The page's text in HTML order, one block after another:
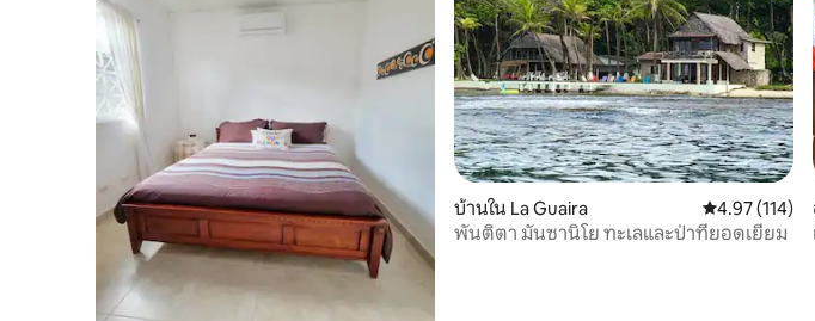
บ้านใน La Guaira คะแนนเฉลี่ย
4.97 (114)
พันติตา มันซานิโย ทะเลและป่าที่ยอดเยี่ยม